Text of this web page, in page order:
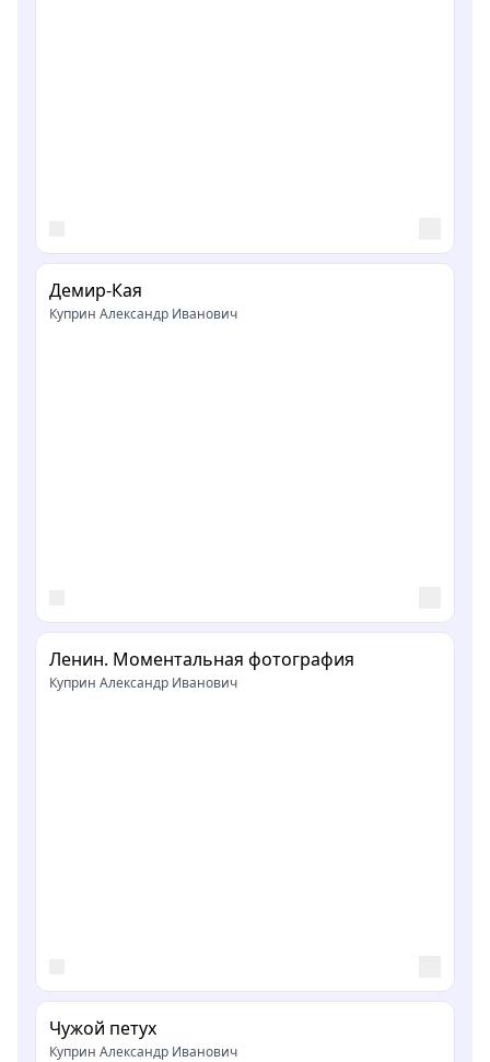
Демир-Кая
Куприн Александр Иванович
Ленин. Моментальная фотография
Куприн Александр Иванович
Чужой петух
Куприн Александр Иванович